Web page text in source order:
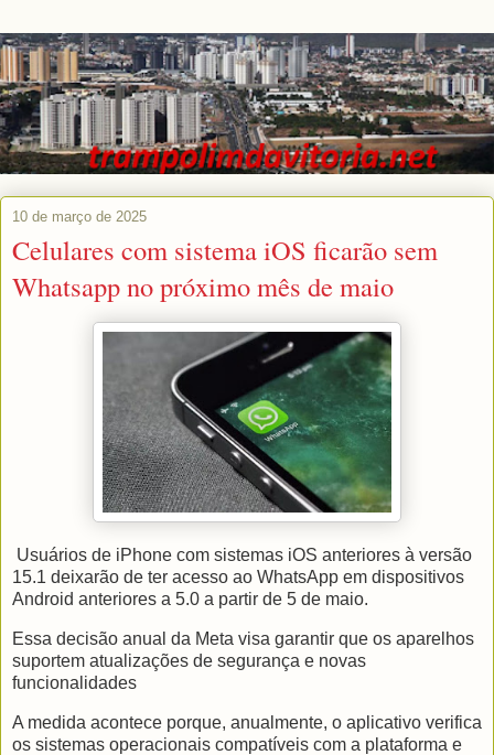
10 de março de 2025
Celulares com sistema iOS ficarão sem
Whatsapp no próximo mês de maio
Usuários de iPhone com sistemas iOS anteriores à versão
15.1 deixarão de ter acesso ao WhatsApp em dispositivos
Android anteriores a 5.0 a partir de 5 de maio.
Essa decisão anual da Meta visa garantir que os aparelhos
suportem atualizações de segurança e novas
funcionalidades
A medida acontece porque, anualmente, o aplicativo verifica
os sistemas operacionais compatíveis com a plataforma e